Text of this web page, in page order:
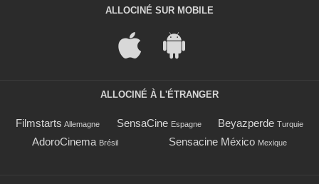
ALLOCINÉ SUR MOBILE
ALLOCINÉ À L'ÉTRANGER
Filmstarts Allemagne SensaCine Espagne Beyazperde Turquie
AdoroCinema Brésil Sensacine México Mexique